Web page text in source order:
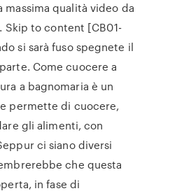
qualità video da
Skip to content [CB01-
si sarà fuso spegnete il
Come cuocere a
a bagnomaria è un
permette di cuocere,
gli alimenti, con
ci siano diversi
che questa
in fase di